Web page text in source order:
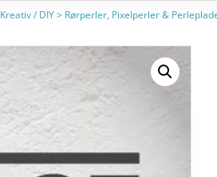
Kreativ / DIY > Rørperler, Pixelperler &